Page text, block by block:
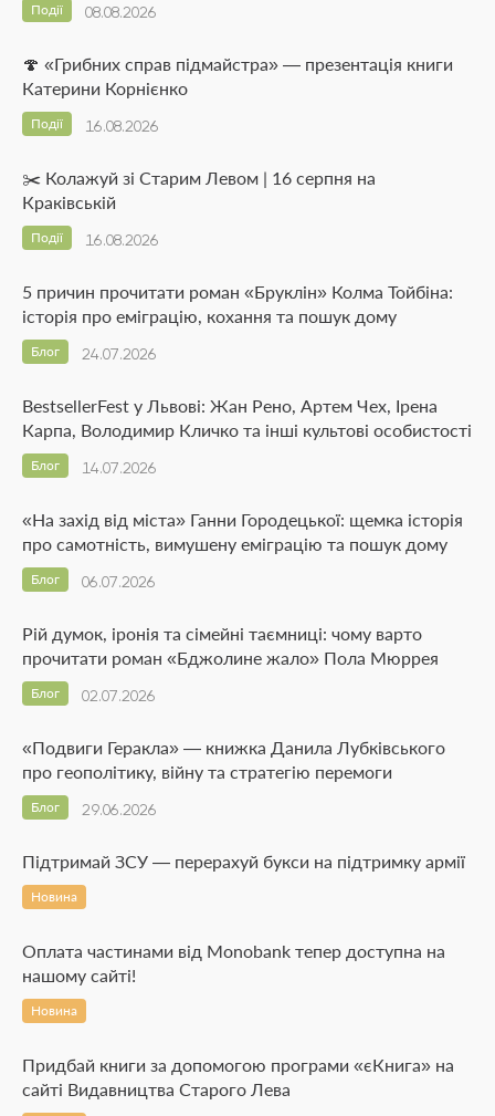
08.08.2026
Події
🍄 «Грибних справ підмайстра» — презентація книги
Катерини Корнієнко
16.08.2026
Події
✂️ Колажуй зі Старим Левом | 16 серпня на
Краківській
16.08.2026
Події
5 причин прочитати роман «Бруклін» Колма Тойбіна:
історія про еміграцію, кохання та пошук дому
24.07.2026
Блог
BestsellerFest у Львові: Жан Рено, Артем Чех, Ірена
Карпа, Володимир Кличко та інші культові особистості
14.07.2026
Блог
«На захід від міста» Ганни Городецької: щемка історія
про самотність, вимушену еміграцію та пошук дому
06.07.2026
Блог
Рій думок, іронія та сімейні таємниці: чому варто
прочитати роман «Бджолине жало» Пола Мюррея
02.07.2026
Блог
«Подвиги Геракла» — книжка Данила Лубківського
про геополітику, війну та стратегію перемоги
29.06.2026
Блог
Підтримай ЗСУ — перерахуй букси на підтримку армії
Новина
Оплата частинами від Monobank тепер доступна на
нашому сайті!
Новина
Придбай книги за допомогою програми «єКнига» на
сайті Видавництва Старого Лева